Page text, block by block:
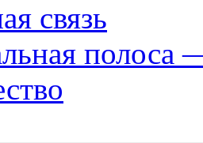
связь
полоса